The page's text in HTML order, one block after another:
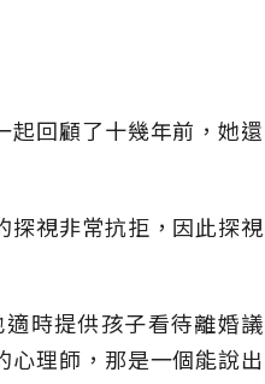
起回顧了十幾年前，她還
探視非常抗拒，因此探視
時提供孩子看待離婚議
心理師，那是一個能說出